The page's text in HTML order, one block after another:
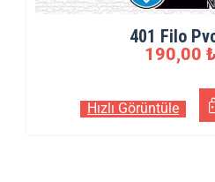
401 Filo
190,00
Hızlı Görüntüle